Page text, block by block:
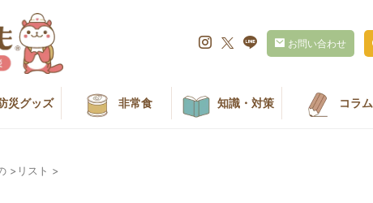
お問い合わせ
災グッズ 非常食 知識・対策 コラム
> リスト >